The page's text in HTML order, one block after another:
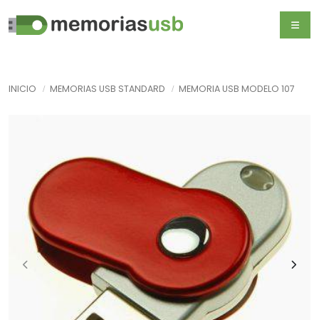
INICIO MEMORIAS USB STANDARD MEMORIA USB MODELO 107